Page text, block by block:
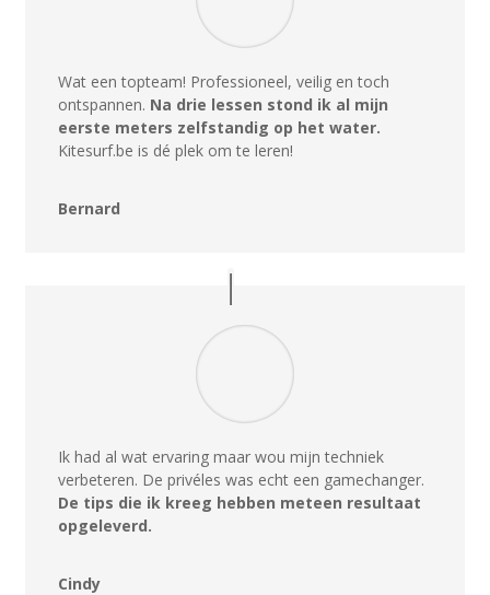
Wat een topteam! Professioneel, veilig en toch
ontspannen. Na drie lessen stond ik al mijn
eerste meters zelfstandig op het water.
Kitesurf.be is dé plek om te leren!
Bernard
Ik had al wat ervaring maar wou mijn techniek
verbeteren. De privéles was echt een gamechanger.
De tips die ik kreeg hebben meteen resultaat
opgeleverd.
Cindy